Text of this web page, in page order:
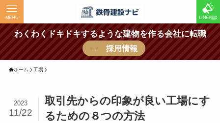
LINE相談
MENU
わくわくドキドキするような建物を作る会社に転職
→ 採用情報
ホーム 工場
取引先からの印象が良い工場にす
るための８つの方法
2023
11/22